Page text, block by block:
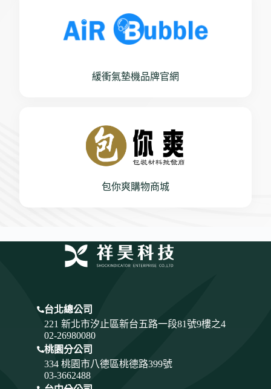
緩衝氣墊機品牌官網
包你爽購物商城
台北總公司
221 新北市汐止區新台五路一段81號9樓之4
02-26980080
桃園分公司
334 桃園市八德區桃德路399號
03-3662488